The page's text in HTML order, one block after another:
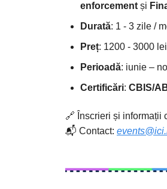
enforcement și
Durată: 1 - 3 zile /
Preț: 1200 - 3000
Perioadă: iunie –
Certificări: CBIS/
🔗 Înscrieri și informații
📬 Contact: